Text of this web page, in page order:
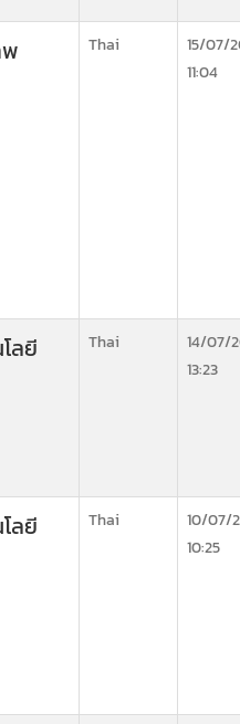
Thai
15/07/
11:04
ลยี Thai
14/07/
13:23
ลยี Thai
10/07/
10:25